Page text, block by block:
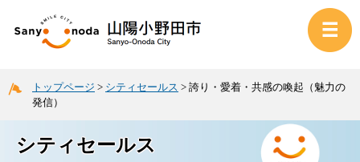
トップページ > シティセールス > 誇り・愛着・共感の喚起（魅力の
発信）
シティセールス